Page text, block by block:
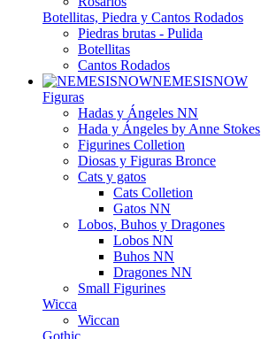
Botellitas, Piedra y Cantos Rodados
Piedras brutas - Pulida
Botellitas
Cantos Rodados
NEMESISNOW
Figuras
Hadas y Ángeles NN
Hada y Ángeles by Anne Stokes
Figurines Colletion
Diosas y Figuras Bronce
Cats y gatos
Cats Colletion
Gatos NN
Lobos, Buhos y Dragones
Lobos NN
Buhos NN
Dragones NN
Small Figurines
Wicca
Wiccan